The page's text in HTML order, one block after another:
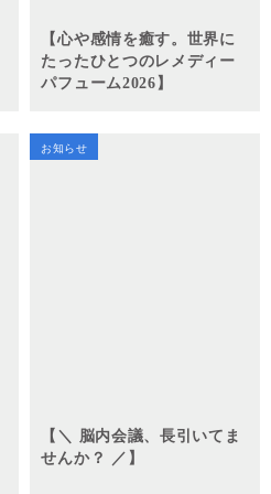
【心や感情を癒す。世界に
たったひとつのレメディー
パフューム2026】
お知らせ
【＼ 脳内会議、長引いてま
せんか？ ／】